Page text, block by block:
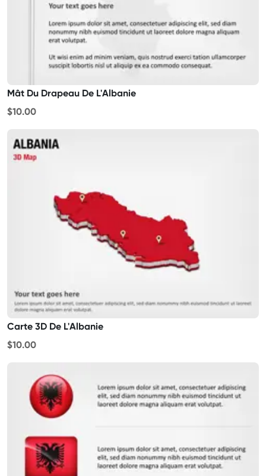
Mât Du Drapeau De L'Albanie
$10.00
Carte 3D De L'Albanie
$10.00